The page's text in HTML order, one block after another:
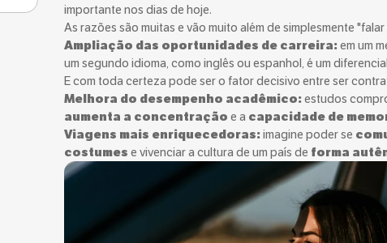
importante nos dias de hoje.
As razões são muitas e vão muito além de simplesmente
Ampliação das oportunidades de carreira:em um
um segundo idioma, como inglês ou espanhol, é um
E com toda certeza pode ser o fator decisivo entre ser
Melhora do desempenho acadêmico:estudos
aumenta a concentração e a capacidade de
Viagens mais enriquecedoras:imagine poder se
costumes e vivenciar a cultura de um país de forma